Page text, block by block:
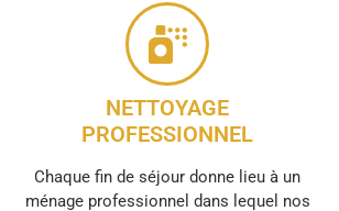
NETTOYAGE
PROFESSIONNEL
Chaque fin de séjour donne lieu à un
ménage professionnel dans lequel nos